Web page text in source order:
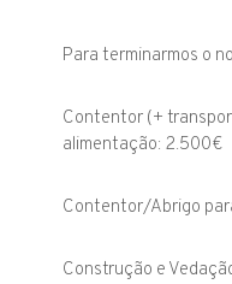
Para terminarmos o
Contentor (+
alimentação: 2.500€
Contentor/Abrigo
Construção e